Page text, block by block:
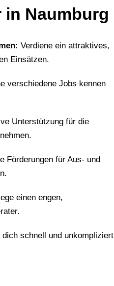
in Naumburg
Verdiene ein attraktives,
Einsätzen.
verschiedene Jobs kennen
Unterstützung für die
Förderungen für Aus- und
einen engen,
dich schnell und unkompliziert